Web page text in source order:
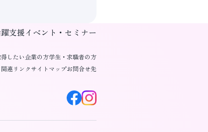
支援イベント・セミナー
したい企業の方学生・求職者の方
関連リンクサイトマップお問合せ先